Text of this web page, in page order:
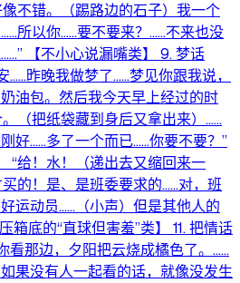
不错。（踢路边的石子）我一个
所以你……要不要来？……不来也没
【不小心说漏嘴类】 9. 梦话
……昨晚我做梦了……梦见你跟我说，
油包。然后我今天早上经过的时
（把纸袋藏到身后又拿出来）……
好……多了一个而已……你要不要？”
“给！水！（递出去又缩回来一
的！是、是班委要求的……对，班
运动员……（小声）但是其他人的
箱底的“直球但害羞”类】 11. 把情话
看那边，夕阳把云烧成橘色了。……
果没有人一起看的话，就像没发生